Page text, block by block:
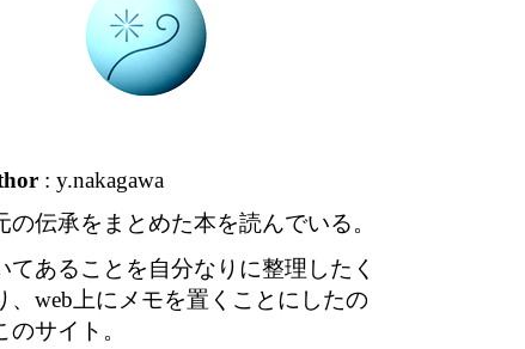
: y.nakagawa
の伝承をまとめた本を読んでいる。
てあることを自分なりに整理したく
、web上にメモを置くことにしたの
のサイト。